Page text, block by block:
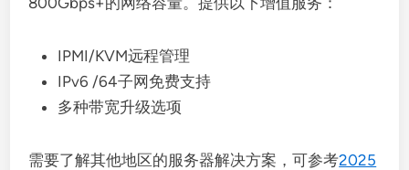
IPMI/KVM远程管理
IPv6 /64子网免费支持
多种带宽升级选项
需要了解其他地区的服务器解决方案，可参考2025